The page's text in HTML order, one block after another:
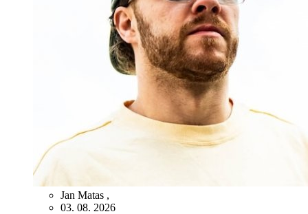
Jan Matas ,
03. 08. 2026